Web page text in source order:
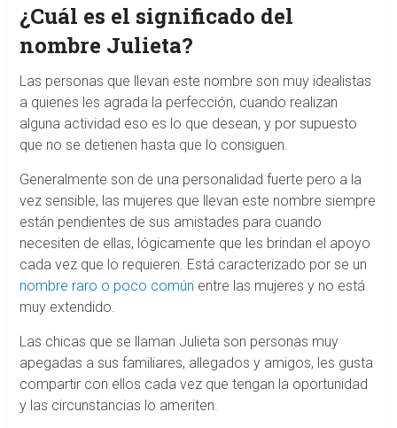
¿Cuál es el significado del
nombre Julieta?
Las personas que llevan este nombre son muy idealistas
a quienes les agrada la perfección, cuando realizan
alguna actividad eso es lo que desean, y por supuesto
que no se detienen hasta que lo consiguen.
Generalmente son de una personalidad fuerte pero a la
vez sensible, las mujeres que llevan este nombre siempre
están pendientes de sus amistades para cuando
necesiten de ellas, lógicamente que les brindan el apoyo
cada vez que lo requieren. Está caracterizado por se un
nombre raro o poco común entre las mujeres y no está
muy extendido.
Las chicas que se llaman Julieta son personas muy
apegadas a sus familiares, allegados y amigos, les gusta
compartir con ellos cada vez que tengan la oportunidad
y las circunstancias lo ameriten.